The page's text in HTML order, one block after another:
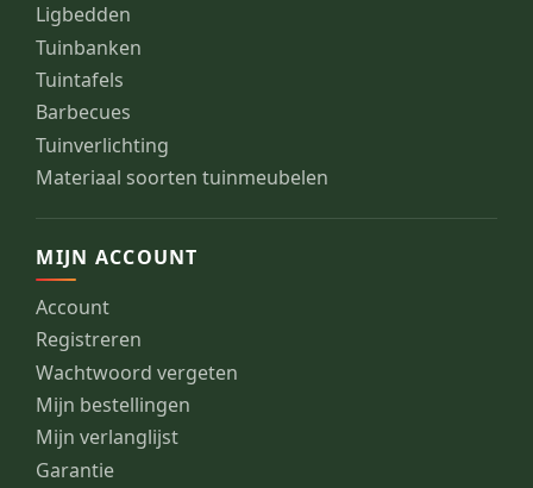
Ligbedden
Tuinbanken
Tuintafels
Barbecues
Tuinverlichting
Materiaal soorten tuinmeubelen
MIJN ACCOUNT
Account
Registreren
Wachtwoord vergeten
Mijn bestellingen
Mijn verlanglijst
Garantie